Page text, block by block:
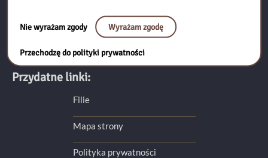
05-825 Grodzisk Mazowiecki
pbw.grodzisk@pbw.waw.pl
Przydatne linki:
Filie
Mapa strony
Polityka prywatności
Nie wyrażam zgody Wyrażam zgodę
Przechodzę do polityki prywatności